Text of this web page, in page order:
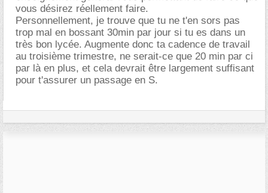
vous désirez réellement faire.
Personnellement, je trouve que tu ne t'en sors pas
trop mal en bossant 30min par jour si tu es dans un
très bon lycée. Augmente donc ta cadence de travail
au troisième trimestre, ne serait-ce que 20 min par ci
par là en plus, et cela devrait être largement suffisant
pour t'assurer un passage en S.